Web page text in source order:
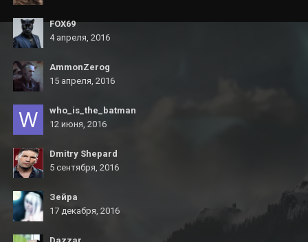
FOX69
4 апреля, 2016
AmmonZerog
15 апреля, 2016
who_is_the_batman
12 июня, 2016
Dmitry Shepard
5 сентября, 2016
Зейра
17 декабря, 2016